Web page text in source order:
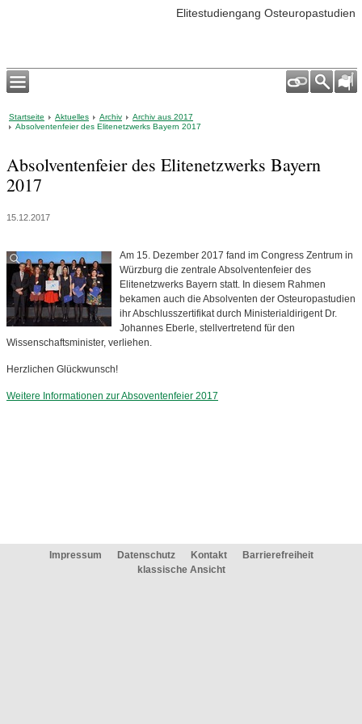
Elitestudiengang Osteuropastudien
Startseite Aktuelles Archiv
Archiv aus 2017
Absolventenfeier des Elitenetzwerks Bayern 2017
Absolventenfeier des Elitenetzwerks Bayern
2017
15.12.2017
Am 15. Dezember 2017 fand im Congress Zentrum in
Würzburg die zentrale Absolventenfeier des
Elitenetzwerks Bayern statt. In diesem Rahmen
bekamen auch die Absolventen der Osteuropastudien
ihr Abschlusszertifikat durch Ministerialdirigent Dr.
Johannes Eberle, stellvertretend für den
Wissenschaftsminister, verliehen.
Herzlichen Glückwunsch!
Weitere Informationen zur Absoventenfeier 2017
Impressum Datenschutz Kontakt
Barrierefreiheit
klassische Ansicht